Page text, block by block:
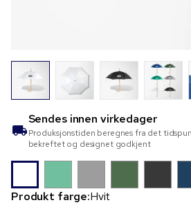
Sendes innen virkedager
Produksjonstiden beregnes fra det
bekreftet og designet godkjent
Produkt farge:Hvit